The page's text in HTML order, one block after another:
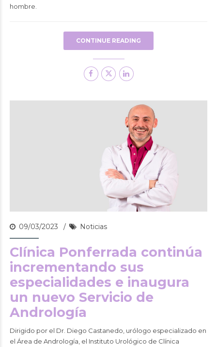
hombre.
CONTINUE READING
09/03/2023 Noticias
Clínica Ponferrada continúa
incrementando sus
especialidades e inaugura
un nuevo Servicio de
Andrología
Dirigido por el Dr. Diego Castanedo, urólogo especializado en
el Área de Andrología, el Instituto Urológico de Clínica